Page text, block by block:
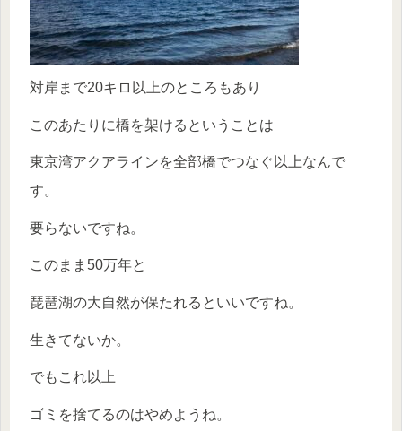
対岸まで20キロ以上のところもあり
このあたりに橋を架けるということは
東京湾アクアラインを全部橋でつなぐ以上なんで
す。
要らないですね。
このまま50万年と
琵琶湖の大自然が保たれるといいですね。
生きてないか。
でもこれ以上
ゴミを捨てるのはやめようね。